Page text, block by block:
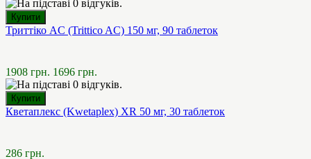
Триттіко AC (Trittico AC) 150 мг, 90 таблеток
1908 грн. 1696 грн.
Кветаплекс (Kwetaplex) XR 50 мг, 30 таблеток
286 грн.